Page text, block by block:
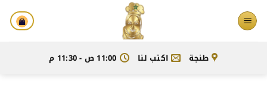
تخطي
للمحتوى
طنجة اكتب لنا 11:00 ص - 11:30 م